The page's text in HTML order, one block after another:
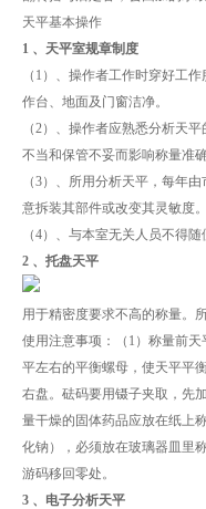
天平基本操作
1 、天平室规章制度
（1）、操作者工作时穿好工
作台、地面及门窗洁净。
（2）、操作者应熟悉分析天
不当和保管不妥而影响称量准
（3）、所用分析天平，每年
意拆装其部件或改变其灵敏度。
（4）、与本室无关人员不得
2 、托盘天平
用于精密度要求不高的称量。
使用注意事项：（1）称量前
平左右的平衡螺母，使天平平
右盘。砝码要用镊子夹取，先
量干燥的固体药品应放在纸上
化钠），必须放在玻璃器皿里
游码移回零处。
3 、电子分析天平